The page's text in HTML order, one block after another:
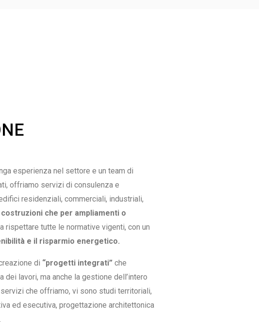
esperienza nel settore e un team di
offriamo servizi di consulenza e
residenziali, commerciali, industriali,
che per ampliamenti o
rispettare tutte le normative vigenti, con un
e il risparmio energetico.
di “progetti integrati” che
dei lavori, ma anche la gestione dell’intero
che offriamo, vi sono studi territoriali,
ed esecutiva, progettazione architettonica